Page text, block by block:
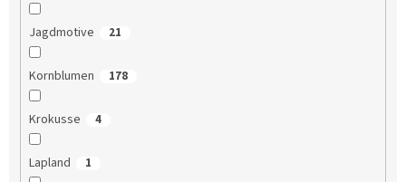
Jagdmotive 21
Kornblumen 178
Krokusse 4
Lapland 1